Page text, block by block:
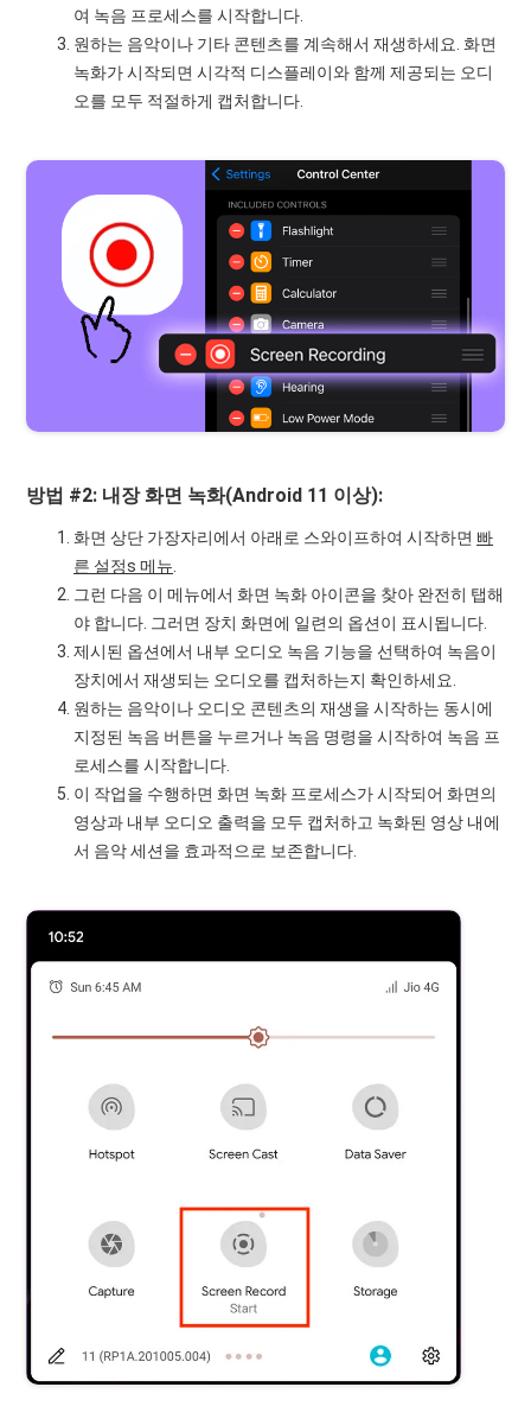
여 녹음 프로세스를 시작합니다.
원하는 음악이나 기타 콘텐츠를 계속해서 재생하세요. 화면
녹화가 시작되면 시각적 디스플레이와 함께 제공되는 오디
오를 모두 적절하게 캡처합니다.
방법 #2: 내장 화면 녹화(Android 11 이상):
화면 상단 가장자리에서 아래로 스와이프하여 시작하면 빠
른 설정s 메뉴
그런 다음 이 메뉴에서 화면 녹화 아이콘을 찾아 완전히 탭해
야 합니다. 그러면 장치 화면에 일련의 옵션이 표시됩니다.
제시된 옵션에서 내부 오디오 녹음 기능을 선택하여 녹음이
장치에서 재생되는 오디오를 캡처하는지 확인하세요.
원하는 음악이나 오디오 콘텐츠의 재생을 시작하는 동시에
지정된 녹음 버튼을 누르거나 녹음 명령을 시작하여 녹음 프
로세스를 시작합니다.
이 작업을 수행하면 화면 녹화 프로세스가 시작되어 화면의
영상과 내부 오디오 출력을 모두 캡처하고 녹화된 영상 내에
서 음악 세션을 효과적으로 보존합니다.